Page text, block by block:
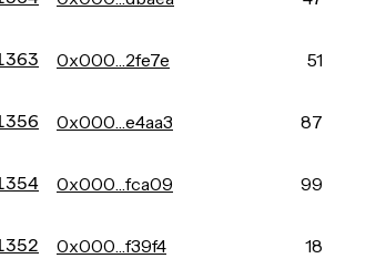
0x000…2fe7e 51
0x000…e4aa3 87
0x000…fca09 99
0x000…f39f4 18